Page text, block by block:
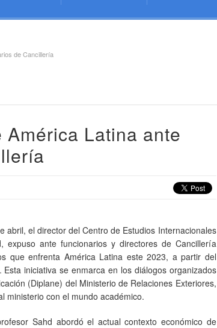
de Cancillería
Latina ante
abril, el director del Centro de Estudios Internacionales
expuso ante funcionarios y directores de Cancillería
que enfrenta América Latina este 2023, a partir del
Esta iniciativa se enmarca en los diálogos organizados
(Diplane) del Ministerio de Relaciones Exteriores,
ministerio con el mundo académico.
Sahd abordó el actual contexto económico de